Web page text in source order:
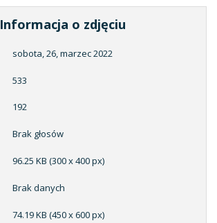
Informacja o zdjęciu
sobota, 26, marzec 2022
533
192
Brak głosów
96.25 KB (300 x 400 px)
Brak danych
74.19 KB (450 x 600 px)